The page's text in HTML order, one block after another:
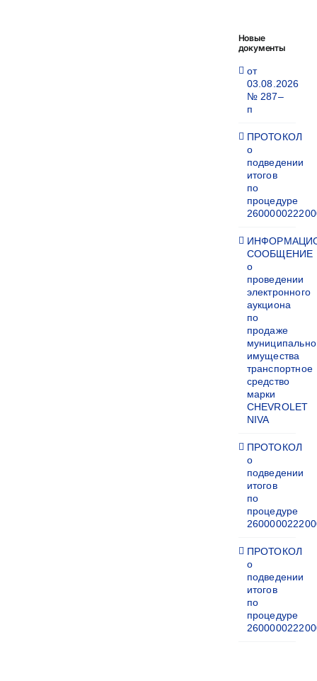
Новые
документы
от
03.08.2026
№ 287–
п
ПРОТОКОЛ
о
подведении
итогов
по
процедуре
СООБЩЕНИЕ
о
проведении
электронного
аукциона
по
продаже
имущества
транспортное
средство
марки
CHEVROLET
NIVA
ПРОТОКОЛ
о
подведении
итогов
по
процедуре
ПРОТОКОЛ
о
подведении
итогов
по
процедуре